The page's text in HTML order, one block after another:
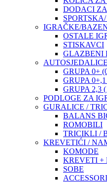
DODACI
IGRAČKE/
OSTALE
STISKAVCI
GLAZBENI
AUTOSJEDALICE
GRUPA 0+
GRUPA
GRUPA 2,3
PODLOGE ZA
GURALICE /
BALANS
ROMOBILI
TRICIKLI /
KREVETIĆI /
KOMODE
KREVETI +
SOBE